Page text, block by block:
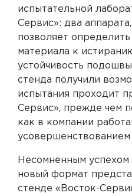
испытательной
Сервис»: два
позволяет определить
материала к
устойчивость
стенда получили
испытания проходит
Сервис», прежде чем
как в компании
Несомненным успехом
новый формат
стенде «Восток-